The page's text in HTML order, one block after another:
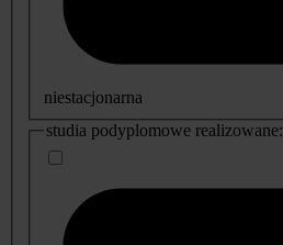
niestacjonarna
studia podyplomowe realizowane: